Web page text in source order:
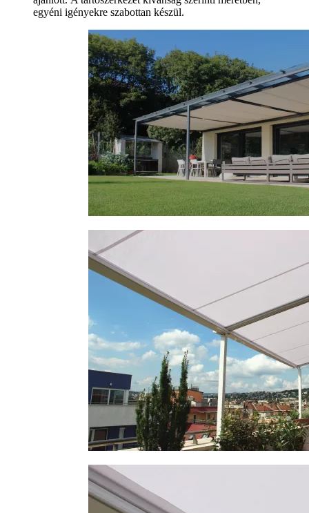
egyéni igényekre szabottan készül.